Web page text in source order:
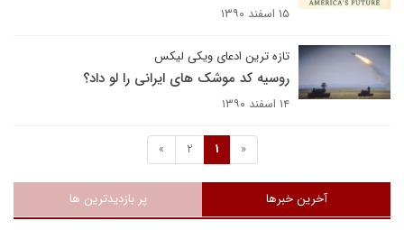
۱۵ اسفند ۱۳۹۰
تازه ترین ادعای ویکی لیکس
روسیه کد موشک های ایرانی را لو داد؟
۱۴ اسفند ۱۳۹۰
«
1
2
»
آخرین خبرها پر بازدیدترین ها